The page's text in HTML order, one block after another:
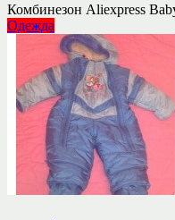
Комбинезон Aliexpress
Одежда